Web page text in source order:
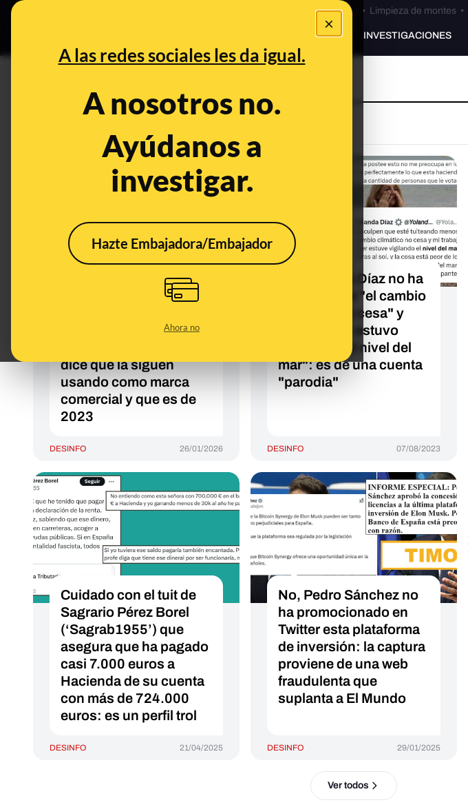
×
A las redes sociales les da igual.
A nosotros no.
Ayúdanos a
investigar.
Hazte Embajadora/Embajador
Ahora no
Bulos Ceuta • Limpieza de montes•
PREBUNKING INVESTIGACIONES
No, que en un carril de
demuestra que sea
dice que la siguen
usando como marca
comercial y que es de
2023
DESINFO 26/01/2026
No, Yolanda Díaz no ha
tuiteado que "el cambio
climático no cesa" y
que por eso estuvo
"vigilando el nivel del
mar": es de una cuenta
"parodia"
DESINFO 07/08/2023
Cuidado con el tuit de
Sagrario Pérez Borel
(‘Sagrab1955’) que
asegura que ha pagado
casi 7.000 euros a
Hacienda de su cuenta
con más de 724.000
euros: es un perfil trol
DESINFO 21/04/2025
No, Pedro Sánchez no
ha promocionado en
Twitter esta plataforma
de inversión: la captura
proviene de una web
fraudulenta que
suplanta a El Mundo
DESINFO 29/01/2025
Ver todos